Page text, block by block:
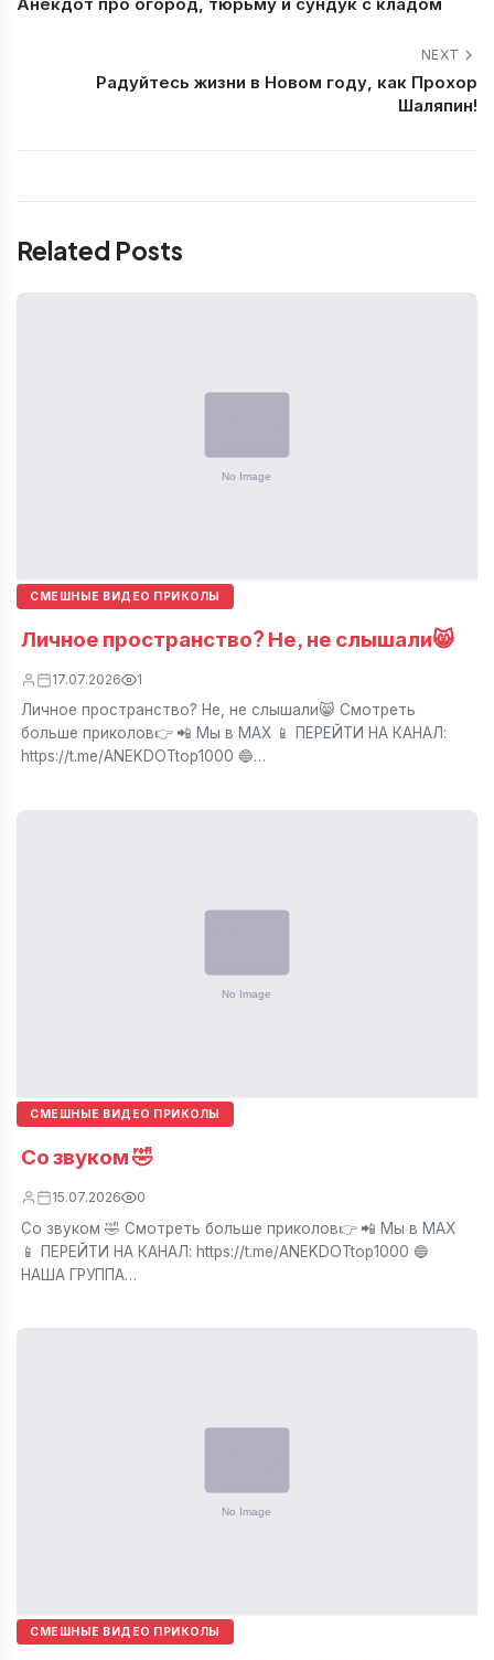
NEXT
Радуйтесь жизни в Новом году, как Прохор
Шаляпин!
Related Posts
СМЕШНЫЕ ВИДЕО ПРИКОЛЫ
Личное пространство? Не, не слышали😸
17.07.2026 1
Личное пространство? Не, не слышали😸 Смотреть
больше приколов👉 📲 Мы в МАХ 📱 ПЕРЕЙТИ НА КАНАЛ:
https://t.me/ANEKDOTtop1000 🔵…
СМЕШНЫЕ ВИДЕО ПРИКОЛЫ
Со звуком 🤣
15.07.2026 0
Со звуком 🤣 Смотреть больше приколов👉 📲 Мы в МАХ
📱 ПЕРЕЙТИ НА КАНАЛ: https://t.me/ANEKDOTtop1000 🔵
НАША ГРУППА…
СМЕШНЫЕ ВИДЕО ПРИКОЛЫ